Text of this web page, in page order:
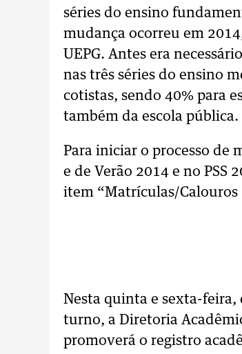
séries do ensino
mudança ocorreu em
UEPG. Antes era
nas três séries do ensino
cotistas, sendo 40% para
também da escola pública.
Para iniciar o processo de
e de Verão 2014 e no PSS
item “Matrículas/Calouros
Nesta quinta e sexta-feira,
turno, a Diretoria
promoverá o registro